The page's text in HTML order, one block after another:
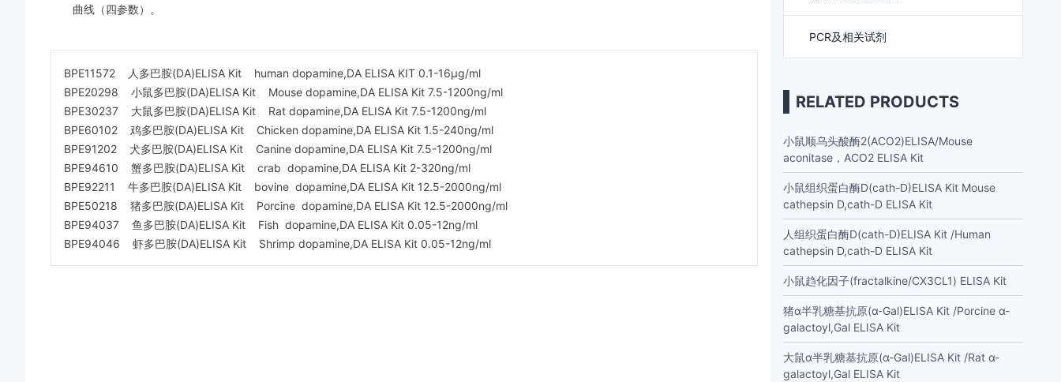
曲线（四参数）。
BPE11572 人多巴胺(DA)ELISA Kit human dopamine,DA ELISA KIT 0.1-16μg/ml
BPE20298 小鼠多巴胺(DA)ELISA Kit Mouse dopamine,DA ELISA Kit 7.5-1200ng/ml
BPE30237 大鼠多巴胺(DA)ELISA Kit Rat dopamine,DA ELISA Kit 7.5-1200ng/ml
BPE60102 鸡多巴胺(DA)ELISA Kit Chicken dopamine,DA ELISA Kit 1.5-240ng/ml
BPE91202 犬多巴胺(DA)ELISA Kit Canine dopamine,DA ELISA Kit 7.5-1200ng/ml
BPE94610 蟹多巴胺(DA)ELISA Kit crab dopamine,DA ELISA Kit 2-320ng/ml
BPE92211 牛多巴胺(DA)ELISA Kit bovine dopamine,DA ELISA Kit 12.5-2000ng/ml
BPE50218 猪多巴胺(DA)ELISA Kit Porcine dopamine,DA ELISA Kit 12.5-2000ng/ml
BPE94037 鱼多巴胺(DA)ELISA Kit Fish dopamine,DA ELISA Kit 0.05-12ng/ml
BPE94046 虾多巴胺(DA)ELISA Kit Shrimp dopamine,DA ELISA Kit 0.05-12ng/ml
PCR及相关试剂
RELATED PRODUCTS
小鼠顺乌头酸酶2(ACO2)ELISA/Mouse
aconitase，ACO2 ELISA Kit
小鼠组织蛋白酶D(cath-D)ELISA Kit Mouse
cathepsin D,cath-D ELISA Kit
人组织蛋白酶D(cath-D)ELISA Kit /Human
cathepsin D,cath-D ELISA Kit
小鼠趋化因子(fractalkine/CX3CL1) ELISA Kit
猪α半乳糖基抗原(α-Gal)ELISA Kit /Porcine α-
galactoyl,Gal ELISA Kit
大鼠α半乳糖基抗原(α-Gal)ELISA Kit /Rat α-
galactoyl,Gal ELISA Kit